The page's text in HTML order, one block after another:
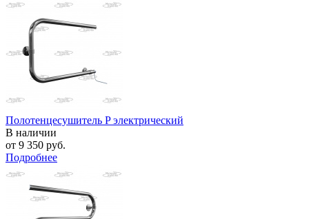
Полотенцесушитель P электрический
В наличии
от 9 350 руб.
Подробнее